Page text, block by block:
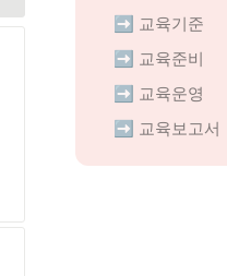
➡️ 교육기준
➡️ 교육준비
➡️ 교육운영
➡️ 교육보고서